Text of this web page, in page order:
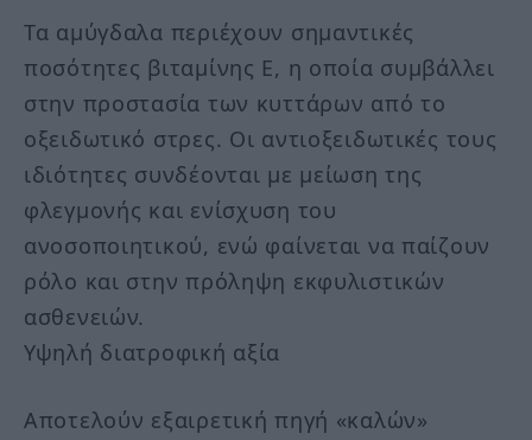
Τα αμύγδαλα περιέχουν σημαντικές
ποσότητες βιταμίνης Ε, η οποία συμβάλλει
στην προστασία των κυττάρων από το
οξειδωτικό στρες. Οι αντιοξειδωτικές τους
ιδιότητες συνδέονται με μείωση της
φλεγμονής και ενίσχυση του
ανοσοποιητικού, ενώ φαίνεται να παίζουν
ρόλο και στην πρόληψη εκφυλιστικών
ασθενειών.
Υψηλή διατροφική αξία
Αποτελούν εξαιρετική πηγή «καλών»